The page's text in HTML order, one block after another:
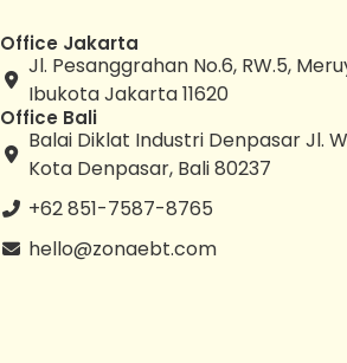
Office Jakarta
Jl. Pesanggrahan No.6, RW.5,
Ibukota Jakarta 11620
Office Bali
Balai Diklat Industri Denpasar Jl.
Kota Denpasar, Bali 80237
+62 851-7587-8765
hello@zonaebt.com